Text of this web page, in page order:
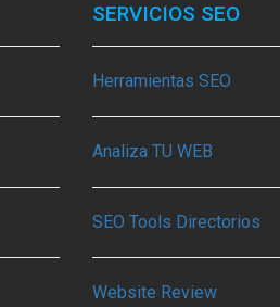
SERVICIOS SEO
Herramientas SEO
Analiza TU WEB
SEO Tools Directorios
Website Review